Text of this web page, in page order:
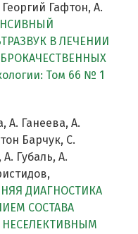
Гафтон, А.
В ЛЕЧЕНИИ
Том 66 № 1
А. Ганеева, А.
Барчук, С.
Губаль, А.
ДИАГНОСТИКА
СОСТАВА